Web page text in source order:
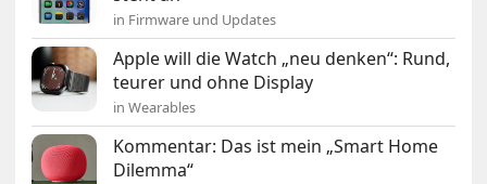
in Firmware und Updates
Apple will die Watch „neu denken“: Rund,
teurer und ohne Display
in Wearables
Kommentar: Das ist mein „Smart Home
Dilemma“